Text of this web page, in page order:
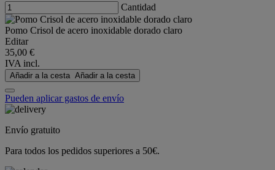
Cantidad
Pomo Crisol de acero inoxidable dorado claro
Editar
35,00 €
IVA incl.
Añadir a la cesta Añadir a la cesta
Pueden aplicar gastos de envío
Envío gratuito
Para todos los pedidos superiores a 50€.